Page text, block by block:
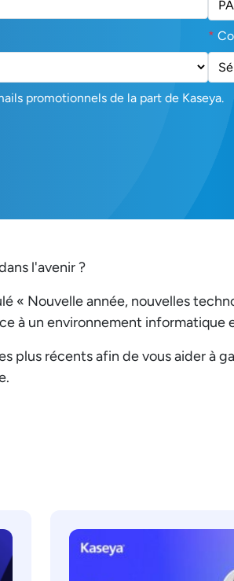
*
promotionnels de la part de Kaseya.
l'avenir ?
« Nouvelle année, nouvelles
à un environnement informatique
plus récents afin de vous aider à